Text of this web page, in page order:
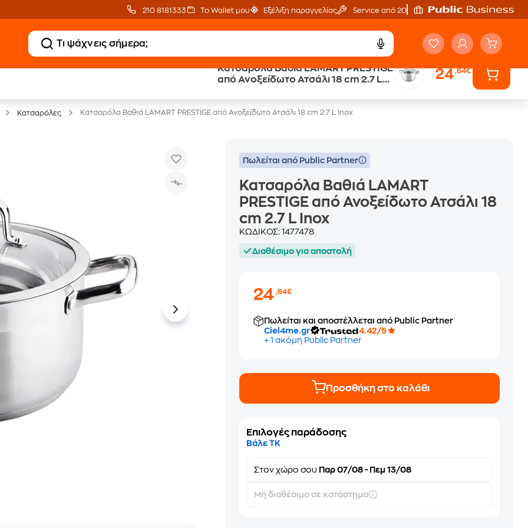
210 8181333 Το Wallet μου Εξέλιξη παραγγελίας Service από 20'
Κατσαρόλα Βαθιά LAMART PRESTIGE
από Ανοξείδωτο Ατσάλι 18 cm 2.7 L
24,64€
Δωρεάν Μεταφορικά Public επιστροφή €
Κατσαρόλες Κατσαρόλα Βαθιά LAMART PRESTIGE από Ανοξείδωτο Ατσάλι 18 cm 2.7 L Inox
Πωλείται από Public Partner
Κατσαρόλα Βαθιά LAMART
PRESTIGE από Ανοξείδωτο Ατσάλι 18
cm 2.7 L Inox
ΚΩΔΙΚΟΣ:1477478
Διαθέσιμο για αποστολή
24,64€
Πωλείται και αποστέλλεται από Public Partner
Ciel4me.gr
4.42/5
+ 1 ακόμη Public Partner
Προσθήκη στο καλάθι
Επιλογές παράδοσης
Βάλε ΤΚ
Στονχώρο σου Παρ 07/08 - Πεμ 13/08
Μη διαθέσιμο σε κατάστημα